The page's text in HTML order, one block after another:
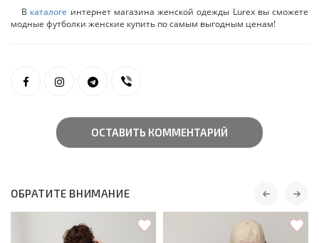
В каталоге интернет магазина женской одежды Lurex вы сможете
модные футболки женские купить по самым выгодным ценам!
ОСТАВИТЬ КОММЕНТАРИЙ
ОБРАТИТЕ ВНИМАНИЕ